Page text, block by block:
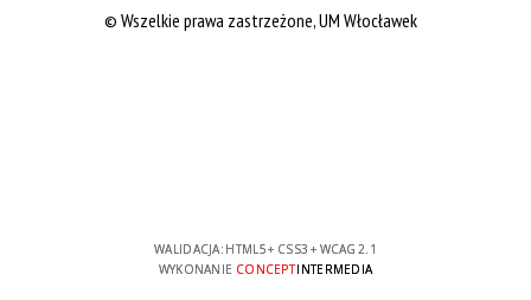
© Wszelkie prawa zastrzeżone, UM Włocławek
WALIDACJA: HTML5+ CSS3 + WCAG 2.1
WYKONANIE CONCEPTINTERMEDIA